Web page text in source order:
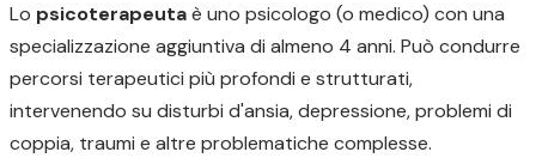
Lo psicoterapeutaè uno psicologo (o medico) con una
specializzazione aggiuntiva di almeno 4 anni. Può condurre
percorsi terapeutici più profondi e strutturati,
intervenendo su disturbi d'ansia, depressione, problemi di
coppia, traumi e altre problematiche complesse.